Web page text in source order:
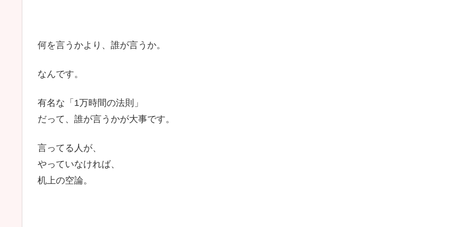
何を言うかより、誰が言うか。
なんです。
有名な「1万時間の法則」
だって、誰が言うかが大事です。
言ってる人が、
やっていなければ、
机上の空論。